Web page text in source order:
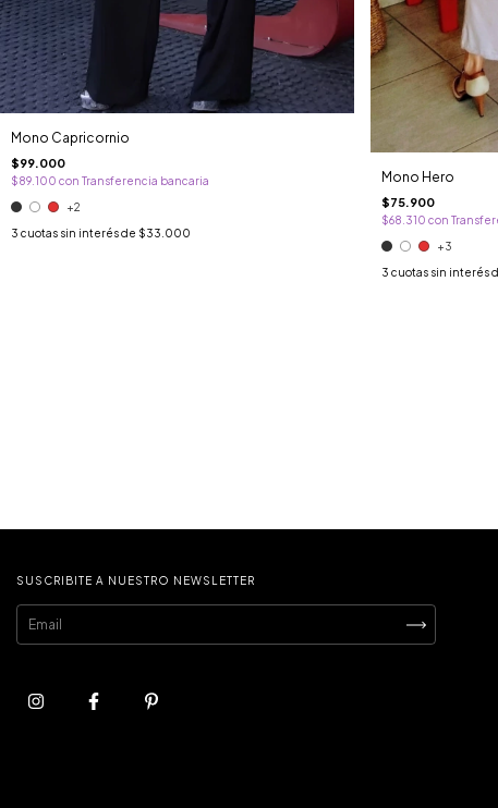
Mono Capricornio
$99.000
$89.100 con Transferencia bancaria
+2
3 cuotas sin interés de $33.000
Mono Hero
$75.900
$68.310 con
+3
3 cuotas sin interés
SUSCRIBITE A NUESTRO NEWSLETTER